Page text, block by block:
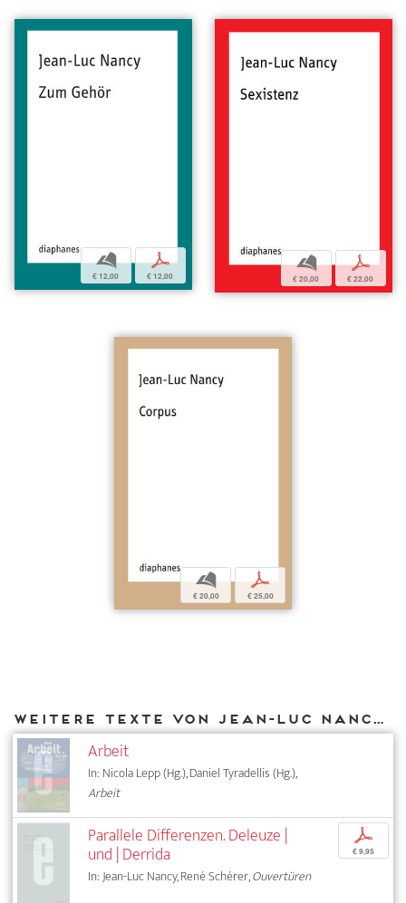
b
€ 12,00
p
€ 12,00
b
€ 20,00
p
€ 22,00
b
€ 20,00
p
€ 25,00
Weitere Texte von Jean-Luc Nancy bei DIAPHANES
Arbeit
In: Nicola Lepp (Hg.), Daniel Tyradellis (Hg.),
Arbeit
Parallele Differenzen. Deleuze |
und | Derrida
In: Jean-Luc Nancy, René Schérer,Ouvertüren
p
€ 9,95